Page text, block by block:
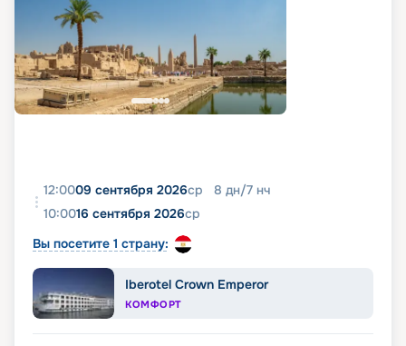
12:0009 сентября 2026ср 8 дн/7 нч
10:0016 сентября 2026ср
Вы посетите 1 страну:
Iberotel Crown Emperor
КОМФОРТ